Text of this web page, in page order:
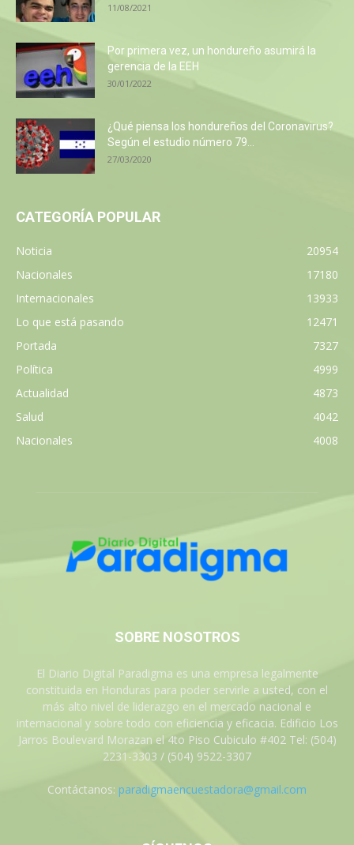
11/08/2021
Por primera vez, un hondureño asumirá la
gerencia de la EEH
30/01/2022
¿Qué piensa los hondureños del Coronavirus?
Según el estudio número 79...
27/03/2020
CATEGORÍA POPULAR
Noticia
20954
Nacionales
17180
Internacionales
13933
Lo que está pasando
12471
Portada
7327
Política
4999
Actualidad
4873
Salud
4042
Nacionales
4008
SOBRE NOSOTROS
El Diario Digital Paradigma es una empresa legalmente
constituida en Honduras para poder servirle a usted, con el
más alto nivel de liderazgo en el mercado nacional e
internacional y sobre todo con eficiencia y eficacia. Edificio Los
Jarros Boulevard Morazan el 4to Piso Cubiculo #402 Tel: (504)
2231-3303 / (504) 9522-3307
Contáctanos: paradigmaencuestadora@gmail.com